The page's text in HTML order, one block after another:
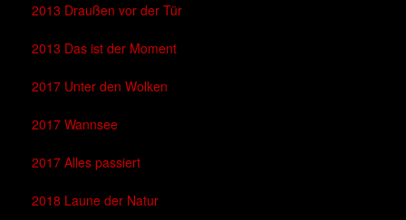
2013 Draußen vor der Tür
2013 Das ist der Moment
2017 Unter den Wolken
2017 Wannsee
2017 Alles passiert
2018 Laune der Natur